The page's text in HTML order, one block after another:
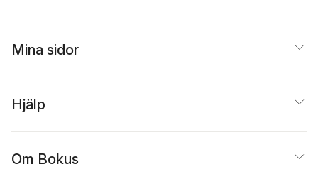
Mina sidor
Hjälp
Om Bokus